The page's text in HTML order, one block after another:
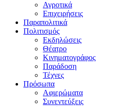
Αγροτικά
Επιχειρήσεις
Παραπολιτικά
Πολιτισμός
Εκδηλώσεις
Θέατρο
Κινηματογράφος
Παράδοση
Τέχνες
Πρόσωπα
Αφιερώματα
Συνεντεύξεις